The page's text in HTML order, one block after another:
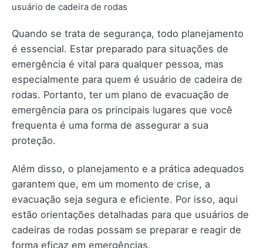
usuário de cadeira de rodas
Quando se trata de segurança, todo planejamento
é essencial. Estar preparado para situações de
emergência é vital para qualquer pessoa, mas
especialmente para quem é usuário de cadeira de
rodas. Portanto, ter um plano de evacuação de
emergência para os principais lugares que você
frequenta é uma forma de assegurar a sua
proteção.
Além disso, o planejamento e a prática adequados
garantem que, em um momento de crise, a
evacuação seja segura e eficiente. Por isso, aqui
estão orientações detalhadas para que usuários de
cadeiras de rodas possam se preparar e reagir de
forma eficaz em emergências.